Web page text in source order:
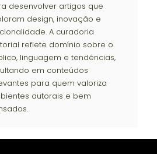
desenvolver artigos que
design, inovação e
A curadoria
reflete domínio sobre o
linguagem e tendências,
em conteúdos
para quem valoriza
autorais e bem